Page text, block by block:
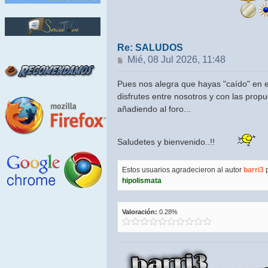
Re: SALUDOS
Mensaje
Mié, 08 Jul 2026, 11:48
Pues nos alegra que hayas "caído" en
disfrutes entre nosotros y con las
añadiendo al foro...
Saludetes y bienvenido..!!
Estos usuarios agradecieron al autor barri3
hipolismata
Valoración: 0.28%